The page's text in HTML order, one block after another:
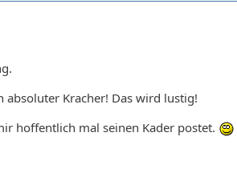
absoluter Kracher! Das wird lustig!
hoffentlich mal seinen Kader postet.